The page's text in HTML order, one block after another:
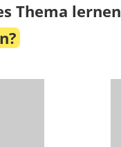
Thema lernen